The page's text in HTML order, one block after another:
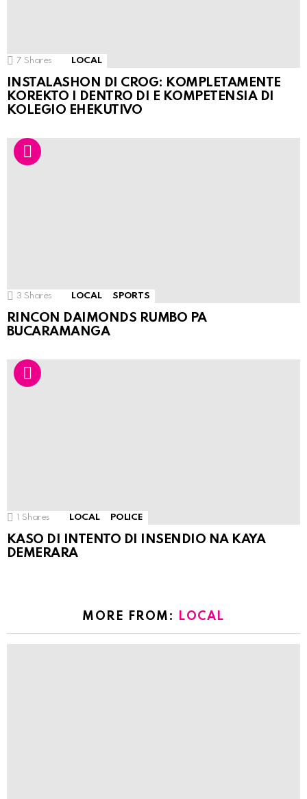
7 Shares LOCAL
INSTALASHON DI CROG: KOMPLETAMENTE
KOREKTO I DENTRO DI E KOMPETENSIA DI
KOLEGIO EHEKUTIVO
3 Shares LOCAL SPORTS
RINCON DAIMONDS RUMBO PA
BUCARAMANGA
1 Shares LOCAL POLICE
KASO DI INTENTO DI INSENDIO NA KAYA
DEMERARA
MORE FROM: LOCAL